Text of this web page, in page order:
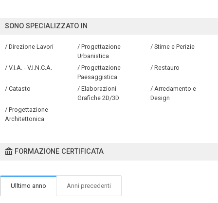
SONO SPECIALIZZATO IN
/ Direzione Lavori
/ Progettazione
Urbanistica
/ Stime e Perizie
/ V.I.A. - V.I.N.C.A.
/ Progettazione
Paesaggistica
/ Restauro
/ Catasto
/ Elaborazioni
Grafiche 2D/3D
/ Arredamento e
Design
/ Progettazione
Architettonica
FORMAZIONE CERTIFICATA
Ulltimo anno Anni precedenti